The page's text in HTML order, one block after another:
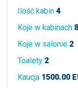
Ilość kabin 4
Koje w kabinach 8
Koje w salonie 2
Toalety 2
Kaucja 1500.00